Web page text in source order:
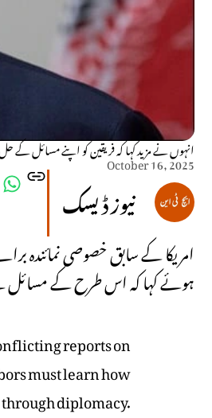
انہوں نے مزید کہا کہ فریقین کو اپنے مسائل کے
October 16, 2025
نیوز ڈیسک
امریکا کے سابق خصوصی نمائندہ
ہوئے کہا کہ اس طرح کے مسائل
reports on
must learn how
diplomacy.